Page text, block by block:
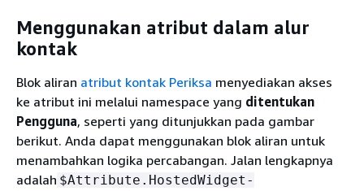
Menggunakan atribut dalam alur
kontak
Blok aliran atribut kontak Periksa menyediakan akses
ke atribut ini melalui namespace yang ditentukan
Pengguna, seperti yang ditunjukkan pada gambar
berikut. Anda dapat menggunakan blok aliran untuk
menambahkan logika percabangan. Jalan lengkapnya
adalah $Attribute.HostedWidget-